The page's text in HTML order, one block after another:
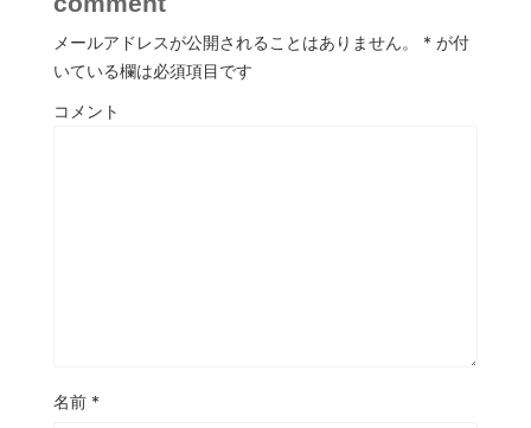
メールアドレスが公開されることはありません。 * が付
いている欄は必須項目です
コメント
名前 *